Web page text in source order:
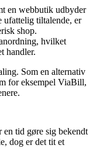
en webbutik udbyder
ufattelig tiltalende, er
shop.
hvilket
handler.
Som en alternativ
for eksempel ViaBill,
tid gøre sig bekendt
dog er det tit et